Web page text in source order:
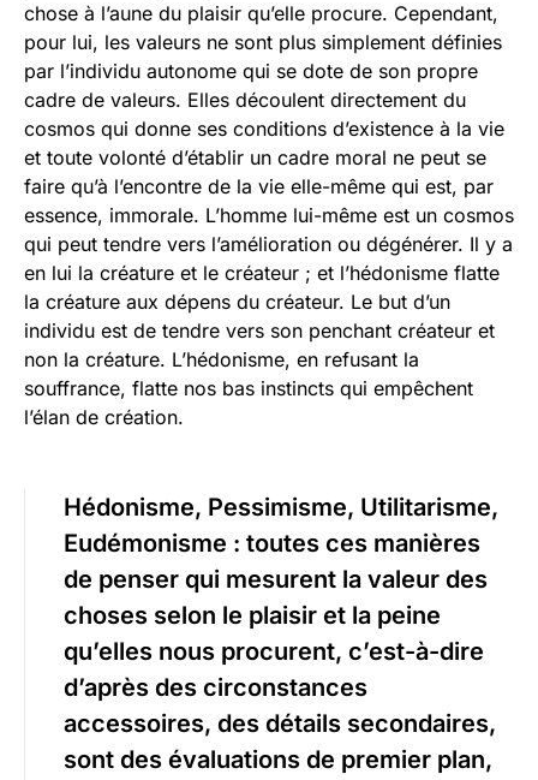
chose à l’aune du plaisir qu’elle procure. Cependant,
pour lui, les valeurs ne sont plus simplement définies
par l’individu autonome qui se dote de son propre
cadre de valeurs. Elles découlent directement du
cosmos qui donne ses conditions d’existence à la vie
et toute volonté d’établir un cadre moral ne peut se
faire qu’à l’encontre de la vie elle-même qui est, par
essence, immorale. L’homme lui-même est un cosmos
qui peut tendre vers l’amélioration ou dégénérer. Il y a
en lui la créature et le créateur ; et l’hédonisme flatte
la créature aux dépens du créateur. Le but d’un
individu est de tendre vers son penchant créateur et
non la créature. L’hédonisme, en refusant la
souffrance, flatte nos bas instincts qui empêchent
l’élan de création.
Hédonisme, Pessimisme, Utilitarisme,
Eudémonisme : toutes ces manières
de penser qui mesurent la valeur des
choses selon le plaisir et la peine
qu’elles nous procurent, c’est-à-dire
d’après des circonstances
accessoires, des détails secondaires,
sont des évaluations de premier plan,